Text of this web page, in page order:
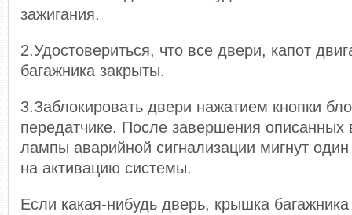
зажигания.
2.Удостовериться, что все двери, капот
багажника закрыты.
3.Заблокировать двери нажатием кнопки
передатчике. После завершения
лампы аварийной сигнализации мигнут один
на активацию системы.
Если какая-нибудь дверь, крышка